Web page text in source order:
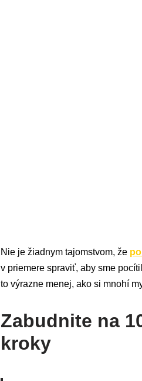
Nie je žiadnym tajomstvom, že
v priemere spraviť, aby sme
to výrazne menej, ako si mnohí
Zabudnite na
kroky